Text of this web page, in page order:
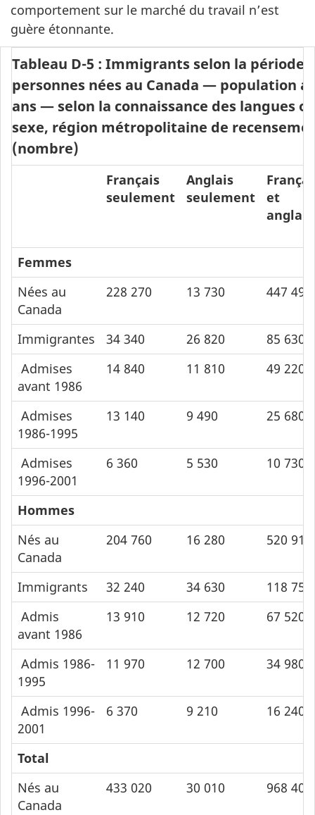
comportement sur le marché du travail n’est
guère étonnante.
Tableau D-5 : Immigrants selon la période
personnes nées au Canada — population
ans — selon la connaissance des langues
sexe, région métropolitaine de
(nombre)
Français
seulement
Anglais
seulement
et
anglais
Femmes
Nées au
Canada
228 270 13 730 447 490
Immigrantes 34 340 26 820
85 630
Admises
avant 1986
14 840 11 810 49 220
Admises
1986-1995
13 140 9 490 25 680
Admises
1996-2001
6 360 5 530 10 730
Hommes
Nés au
Canada
204 760 16 280 520 910
Immigrants 32 240 34 630
118 750
Admis
avant 1986
13 910 12 720 67 520
Admis 1986-
1995
11 970 12 700 34 980
Admis 1996-
2001
6 370 9 210 16 240
Total
Nés au
Canada
433 020 30 010 968 400